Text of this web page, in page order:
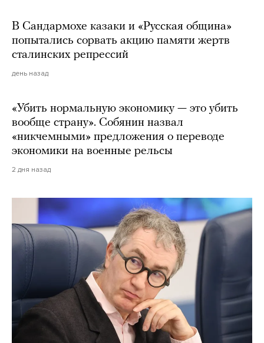
В Сандармохе казаки и «Русская община»
попытались сорвать акцию памяти жертв
сталинских репрессий
день назад
«Убить нормальную экономику — это убить
вообще страну». Собянин назвал
«никчемными» предложения о переводе
экономики на военные рельсы
2 дня назад